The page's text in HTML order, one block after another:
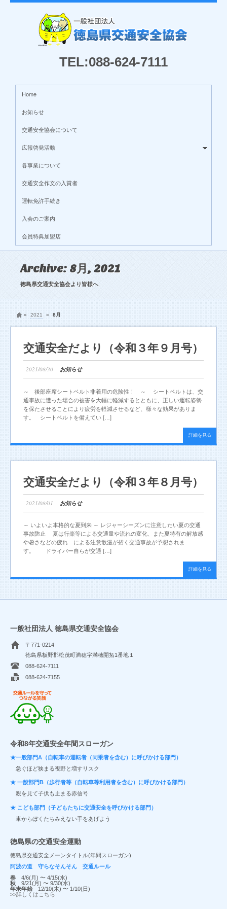
TEL:088-624-7111
Home
お知らせ
交通安全協会について
広報啓発活動
各事業について
交通安全作文の入賞者
運転免許手続き
入会のご案内
会員特典加盟店
Archive: 8月, 2021
徳島県交通安全協会より皆様へ
» 2021 » 8月
交通安全だより（令和３年９月号）
2021/08/30 お知らせ
～ 後部座席シートベルト非着用の危険性！ ～ シートベルトは、交
通事故に遭った場合の被害を大幅に軽減するとともに、正しい運転姿勢
を保たさせることにより疲労を軽減させるなど、様々な効果がありま
す。 シートベルトを備えてい […]
詳細を見る
交通安全だより（令和３年８月号）
2021/08/01 お知らせ
～ いよいよ本格的な夏到来 ～ レジャーシーズンに注意したい夏の交通
事故防止 夏は行楽等による交通量や流れの変化、また夏特有の解放感
や暑さなどの疲れ による注意散漫が招く交通事故が予想されま
す。 ドライバー自らが交通 […]
詳細を見る
一般社団法人 徳島県交通安全協会
〒771-0214
徳島県板野郡松茂町満穂字満穂開拓1番地１
088-624-7111
088-624-7155
令和8年交通安全年間スローガン
★一般部門A（自転車の運転者（同乗者を含む）に呼びかける部門）
急ぐほど狭まる視野と増すリスク
★ 一般部門B（歩行者等（自転車等利用者を含む）に呼びかける部門）
親を見て子供も止まる赤信号
★ こども部門（子どもたちに交通安全を呼びかける部門）
車からぼくたちみえない手をあげよう
徳島県の交通安全運動
徳島県交通安全メーンタイトル(年間スローガン)
阿波の道 守らなそんそん 交通ルール
春 4/6(月) 〜 4/15(水)
秋 9/21(月) 〜 9/30(水)
年末年始 12/10(木) 〜 1/10(日)
>>詳しくはこちら